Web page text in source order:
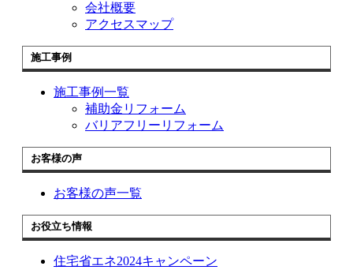
会社概要
アクセスマップ
施工事例
施工事例一覧
補助金リフォーム
バリアフリーリフォーム
お客様の声
お客様の声一覧
お役立ち情報
住宅省エネ2024キャンペーン